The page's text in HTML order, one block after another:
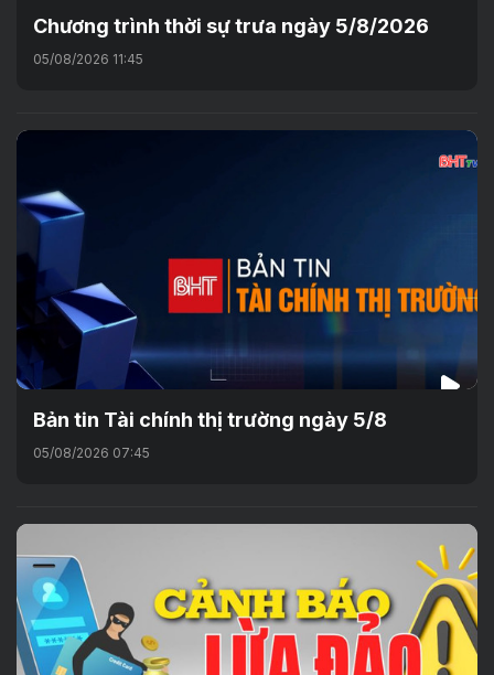
Chương trình thời sự trưa ngày 5/8/2026
05/08/2026 11:45
Bản tin Tài chính thị trường ngày 5/8
05/08/2026 07:45